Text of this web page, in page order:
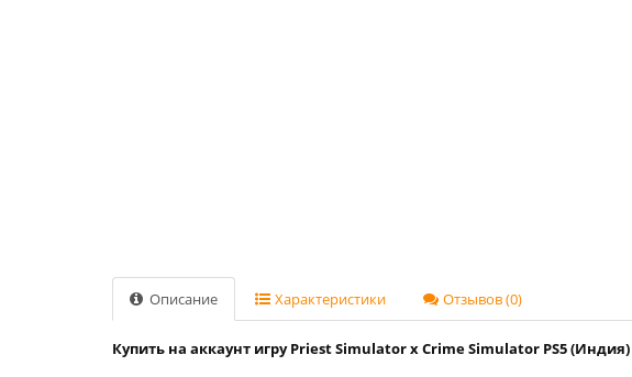
Описание Характеристики Отзывов (0)
Купить на аккаунт игру Priest Simulator x Crime Simulator PS5 (Индия)